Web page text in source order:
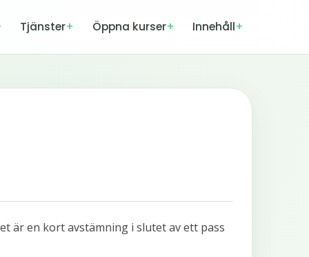
Tjänster Öppna kurser Innehåll
är en kort avstämning i slutet av ett pass